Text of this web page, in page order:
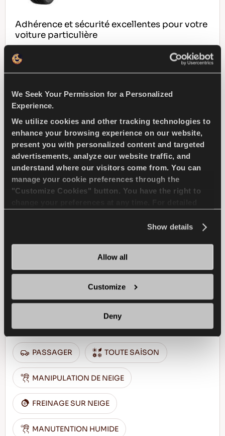
We Seek Your Permission for a Personalized
Experience.
We utilize cookies and other tracking technologies to
enhance your browsing experience on our website,
present you with personalized content and targeted
advertisements, analyze our website traffic, and
understand where our visitors come from. You can
manage your cookie preferences through the
"Customize Cookies" button. You have the right to
Show details
Allow all
Customize
Deny
Adhérence et sécurité excellentes pour votre
voiture particulière
TRACTION SUR GLACE
FREINAGE SUR GLACE
MANIPULATION SUR GLACE
TROUVER UN
DISTRIBUTEUR
EN SAVOIR PLUS
MULTIWAYS 2
Conduite sûre et confort en toutes saisons
PASSAGER TOUTE SAİSON
MANIPULATION DE NEIGE
FREINAGE SUR NEIGE
MANUTENTION HUMIDE